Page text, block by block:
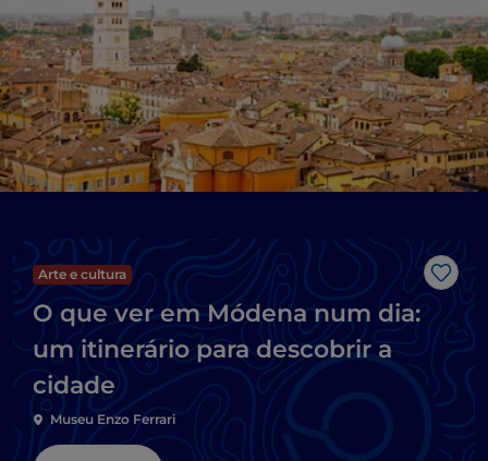
Arte e cultura
O que ver em Módena num dia:
um itinerário para descobrir a
cidade
Museu Enzo Ferrari